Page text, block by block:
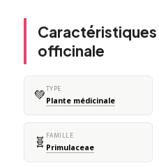
Caractéristiques
officinale
💚TYPE
Plante médicinale
🧬 FAMILLE
Primulaceae